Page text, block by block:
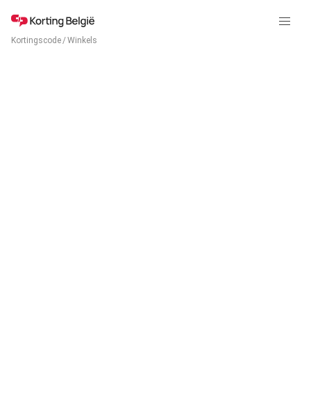
Kortingscode/Winkels